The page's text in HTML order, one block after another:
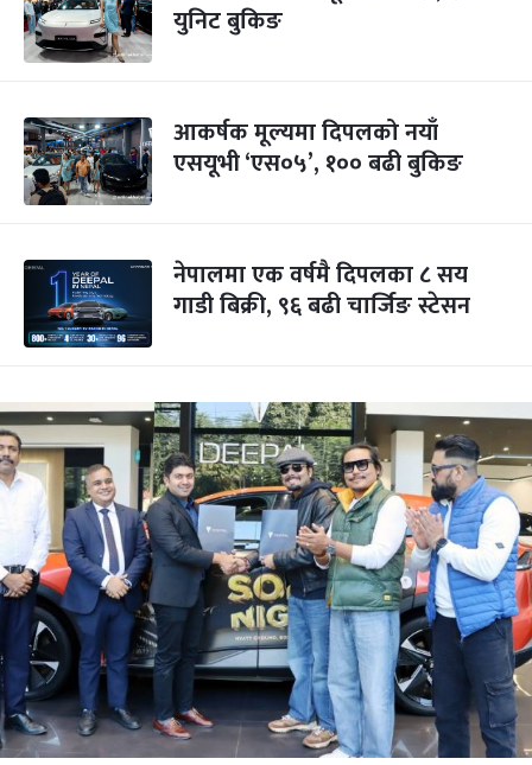
युनिट बुकिङ
आकर्षक मूल्यमा दिपलको नयाँ
एसयूभी ‘एस०५’, १०० बढी बुकिङ
नेपालमा एक वर्षमै दिपलका ८ सय
गाडी बिक्री, ९६ बढी चार्जिङ स्टेसन